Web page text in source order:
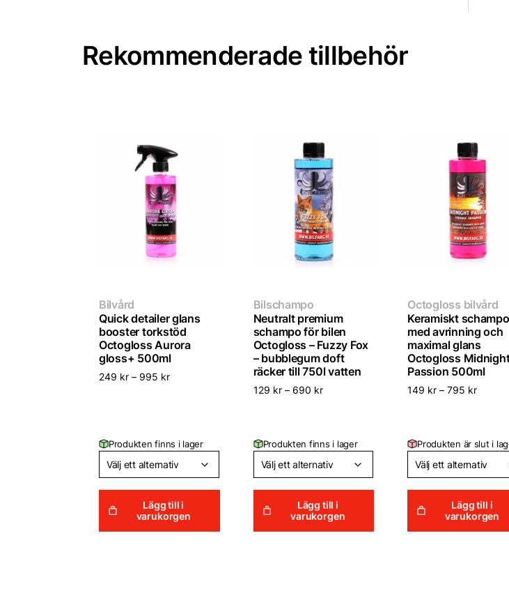
Rekommenderade tillbehör
Bilvård
Quick detailer glans
booster torkstöd
Octogloss Aurora
gloss+ 500ml
249 kr – 995 kr
Produkten finns i lager
Lägg till i
varukorgen
Bilschampo
Neutralt premium
schampo för bilen
Octogloss – Fuzzy Fox
– bubblegum doft
räcker till 750l vatten
129 kr– 690 kr
Produkten finns i lager
Lägg till i
varukorgen
Octogloss bilvård
Keramiskt schampo
med avrinning och
maximal glans
Octogloss
Passion 500ml
149 kr –795 kr
Produkten är slut i
Lägg till i
varukorgen